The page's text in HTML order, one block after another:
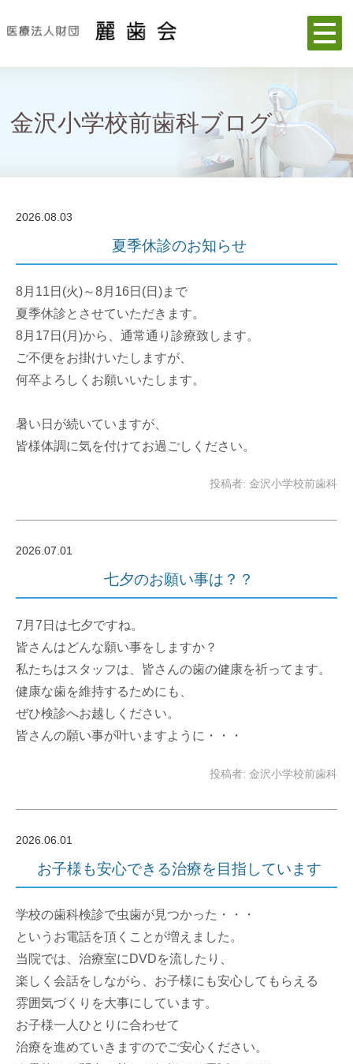
金沢小学校前歯科ブログ
2026.08.03
夏季休診のお知らせ
8月11日(火)～8月16日(日)まで
夏季休診とさせていただきます。
8月17日(月)から、通常通り診療致します。
ご不便をお掛けいたしますが、
何卒よろしくお願いいたします。
暑い日が続いていますが、
皆様体調に気を付けてお過ごしください。
投稿者: 金沢小学校前歯科
2026.07.01
七夕のお願い事は？？
7月7日は七夕ですね。
皆さんはどんな願い事をしますか？
私たちはスタッフは、皆さんの歯の健康を祈ってます。
健康な歯を維持するためにも、
ぜひ検診へお越しください。
皆さんの願い事が叶いますように・・・
投稿者: 金沢小学校前歯科
2026.06.01
お子様も安心できる治療を目指しています
学校の歯科検診で虫歯が見つかった・・・
というお電話を頂くことが増えました。
当院では、治療室にDVDを流したり、
楽しく会話をしながら、お子様にも安心してもらえる
雰囲気づくりを大事にしています。
お子様一人ひとりに合わせて
治療を進めていきますのでご安心ください。